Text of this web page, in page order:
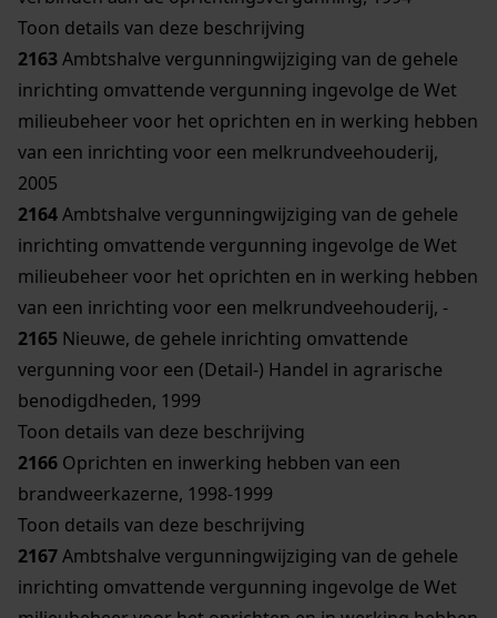
Toon details van deze beschrijving
2163Ambtshalve vergunningwijziging van de gehele
inrichting omvattende vergunning ingevolge de Wet
milieubeheer voor het oprichten en in werking hebben
van een inrichting voor een melkrundveehouderij,
2005
2164Ambtshalve vergunningwijziging van de gehele
inrichting omvattende vergunning ingevolge de Wet
milieubeheer voor het oprichten en in werking hebben
van een inrichting voor een melkrundveehouderij, -
2165 Nieuwe, de gehele inrichting omvattende
vergunning voor een (Detail-) Handel in agrarische
benodigdheden, 1999
Toon details van deze beschrijving
2166 Oprichten en inwerking hebben van een
brandweerkazerne, 1998-1999
Toon details van deze beschrijving
2167Ambtshalve vergunningwijziging van de gehele
inrichting omvattende vergunning ingevolge de Wet